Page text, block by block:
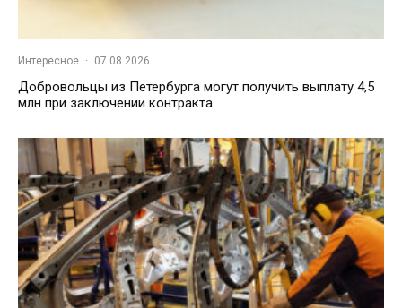
Интересное · 07.08.2026
Добровольцы из Петербурга могут получить выплату 4,5
млн при заключении контракта